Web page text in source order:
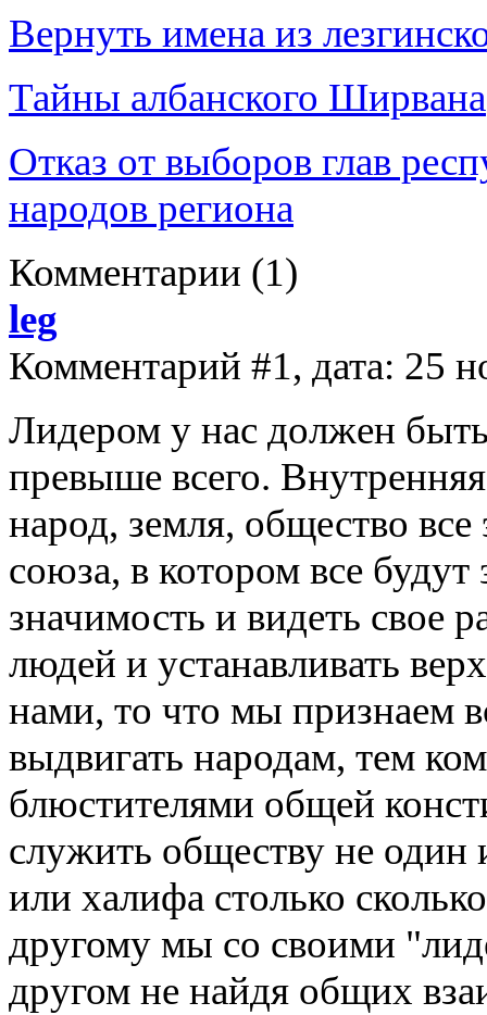
Вернуть имена из
Тайны албанского Ширвана
Отказ от выборов глав
народов региона
Комментарии (1)
leg
Комментарий #1, дата: 25
Лидером у нас должен
превыше всего.
народ, земля, общество
союза, в котором все будут
значимость и видеть свое
людей и устанавливать
нами, то что мы признаем
выдвигать народам, тем
блюстителями общей
служить обществу не один
или халифа столько
другому мы со своими
другом не найдя общих